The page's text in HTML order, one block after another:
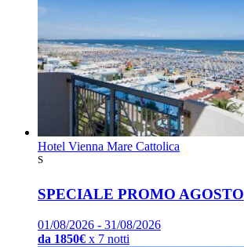
Hotel Vienna Mare Cattolica
S
SPECIALE PROMO AGOSTO
01/08/2026 - 31/08/2026
da 1850€ x 7 notti